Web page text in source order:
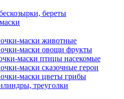
береты
маски животные
маски овощи фрукты
маски птицы насекомые
маски сказочные герои
маски цветы грибы
треуголки